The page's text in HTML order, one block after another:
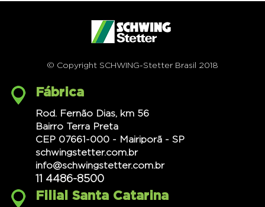
© Copyright SCHWING-Stetter Brasil 2018
Fábrica
Rod. Fernão Dias, km 56
Bairro Terra Preta
CEP 07661-000 - Mairiporã - SP
schwingstetter.com.br
info@schwingstetter.com.br
11 4486-8500
Filial Santa Catarina